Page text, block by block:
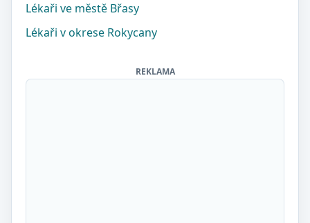
Lékaři ve městě Břasy
Lékaři v okrese Rokycany
REKLAMA